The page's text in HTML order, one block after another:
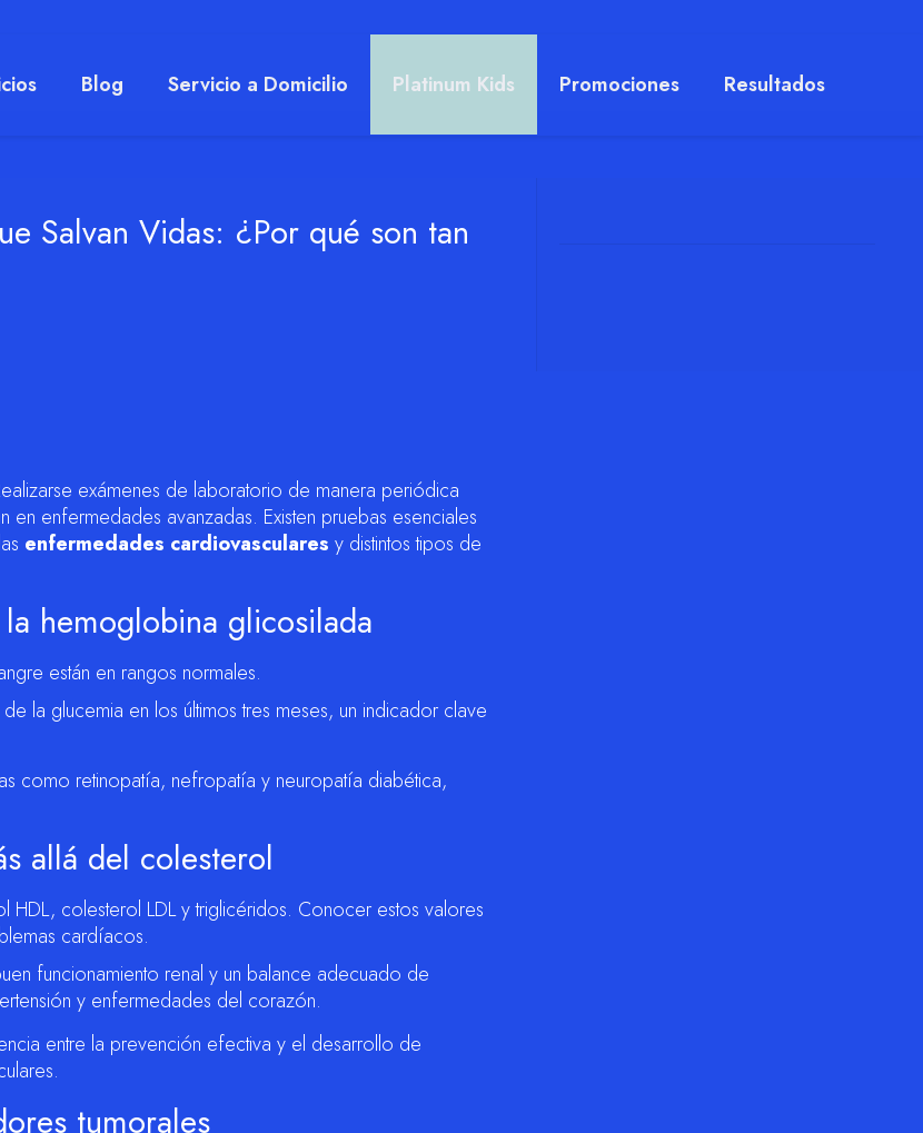
Blog Servicio a Domicilio Platinum Kids Promociones Resultados
Salvan Vidas: ¿Por qué son tan
exámenes de laboratorio de manera periódica
enfermedades avanzadas. Existen pruebas esenciales
enfermedades cardiovasculares y distintos tipos de
hemoglobina glicosilada
están en rangos normales.
la glucemia en los últimos tres meses, un indicador clave
como retinopatía, nefropatía y neuropatía diabética,
allá del colesterol
HDL, colesterol LDL y triglicéridos. Conocer estos valores
cardíacos.
funcionamiento renal y un balance adecuado de
y enfermedades del corazón.
entre la prevención efectiva y el desarrollo de
tumorales